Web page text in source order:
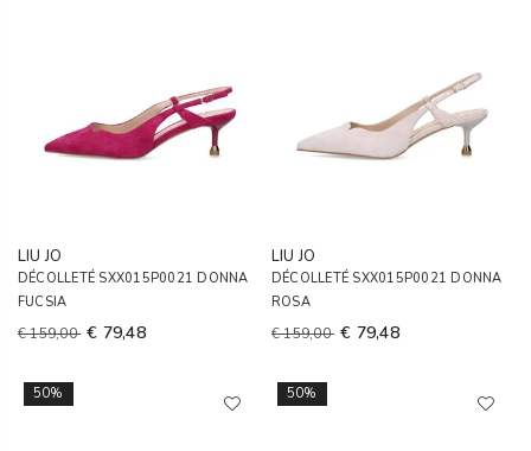
LIU JO
DÉCOLLETÉ SXX015P0021 DONNA
FUCSIA
€ 159,00 € 79,48
LIU JO
DÉCOLLETÉ SXX015P0021 DONNA
ROSA
€ 159,00 € 79,48
50% 50%